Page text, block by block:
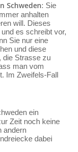
Schweden: Sie
anhalten
will. Dieses
es schreibt vor,
Sie nur eine
und diese
die Strasse zu
man vom
Im Zweifels-Fall
ein
Zeit noch keine
andern
dabei